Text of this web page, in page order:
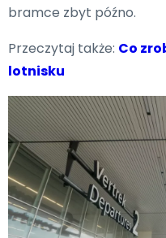
bramce zbyt późno.
Przeczytaj także: Co
lotnisku